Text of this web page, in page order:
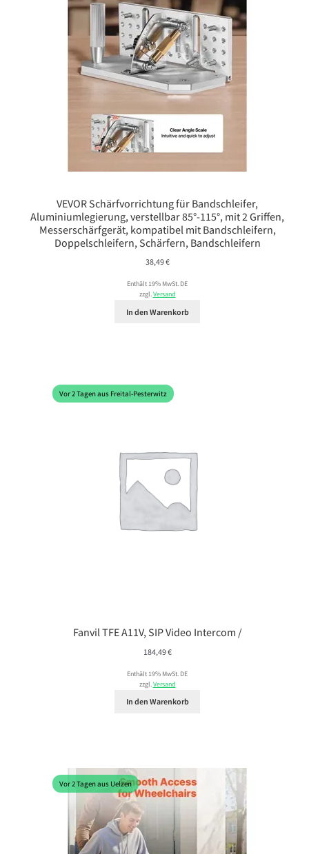
VEVOR Schärfvorrichtung für Bandschleifer,
Aluminiumlegierung, verstellbar 85°-115°, mit 2 Griffen,
Messerschärfgerät, kompatibel mit Bandschleifern,
Doppelschleifern, Schärfern, Bandschleifern
38,49€
Enthält 19% MwSt. DE
zzgl.Versand
In den Warenkorb
Vor 2 Tagen aus Freital-Pesterwitz
Fanvil TFE A11V, SIP Video Intercom /
184,49€
Enthält 19% MwSt. DE
zzgl.Versand
In den Warenkorb
Vor 2 Tagen aus Uelzen